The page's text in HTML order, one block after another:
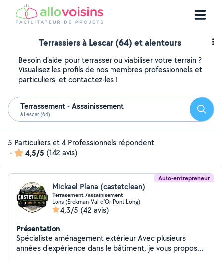
Terrassiers à Lescar (64) et alentours
Besoin d'aide pour terrasser ou viabiliser votre terrain ?
Visualisez les profils de nos membres professionnels et
particuliers, et contactez-les !
Terrassement - Assainissement
à Lescar (64)
5 Particuliers et 4 Professionnels répondent
-
4,5/5 (142 avis)
Auto-entrepreneur
Mickael Plana (castetclean)
Terrasement /assainisement
Lons (Erckman-Val d'Or-Pont Long)
4,3/5 (42 avis)
Présentation
Spécialiste aménagement extérieur Avec plusieurs
années d'expérience dans le bâtiment, je vous propose